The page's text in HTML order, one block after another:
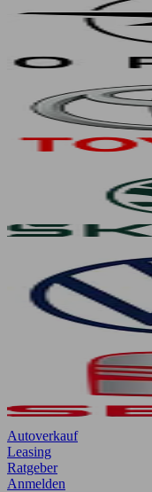
Autoverkauf
Leasing
Ratgeber
Anmelden